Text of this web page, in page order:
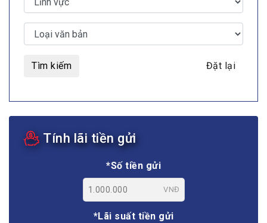
Tìm kiếm Đặt lại
Tính lãi tiền gửi
*Số tiền gửi
VNĐ
*Lãi suất tiền gửi